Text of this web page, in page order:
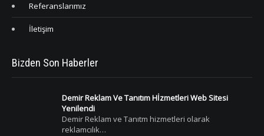
Referanslarımız
İletişim
Bizden Son Haberler
Demir Reklam Ve Tanıtım Hİzmetleri Web Sitesi
Yenilendi
Demir Reklam ve Tanıtm hizmetleri olarak
reklamcılık…